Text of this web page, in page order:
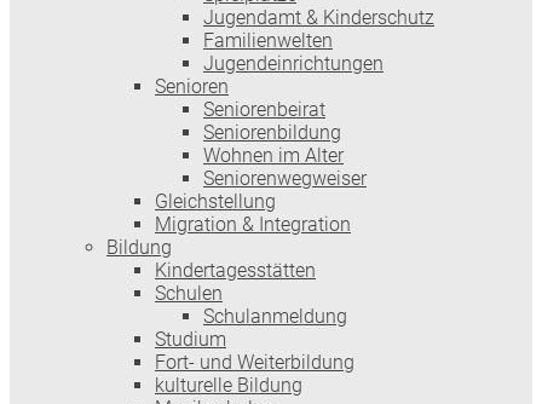
Jugendamt & Kinderschutz
Familienwelten
Jugendeinrichtungen
Senioren
Seniorenbeirat
Seniorenbildung
Wohnen im Alter
Seniorenwegweiser
Gleichstellung
Migration & Integration
Bildung
Kindertagesstätten
Schulen
Schulanmeldung
Studium
Fort- und Weiterbildung
kulturelle Bildung